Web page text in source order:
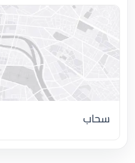
سحاب